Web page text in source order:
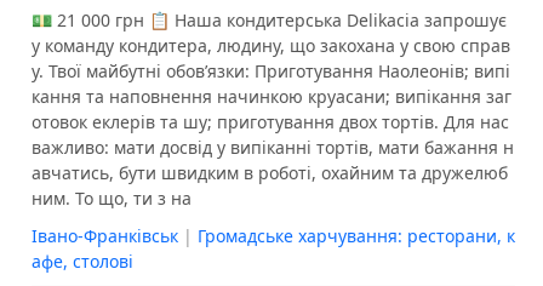
💵 21 000 грн 📋 Наша кондитерська Delikacia запрошує
у команду кондитера, людину, що закохана у свою справ
у. Твої майбутні обовʼязки: Приготування Наолеонів; випі
кання та наповнення начинкою круасани; випікання заг
отовок еклерів та шу; приготування двох тортів. Для нас
важливо: мати досвід у випіканні тортів, мати бажання н
авчатись, бути швидким в роботі, охайним та дружелюб
ним. То що, ти з на
Івано-Франківськ | Громадське харчування: ресторани, к
афе, столові